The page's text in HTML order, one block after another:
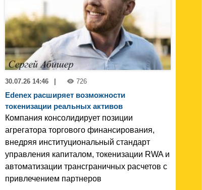
30.07.26 14:46 | 726
Edenex расширяет возможности
токенизации реальных активов
Компания консолидирует позиции
агрегатора торгового финансирования,
внедряя институциональный стандарт
управления капиталом, токенизации RWA и
автоматизации трансграничных расчетов с
привлечением партнеров